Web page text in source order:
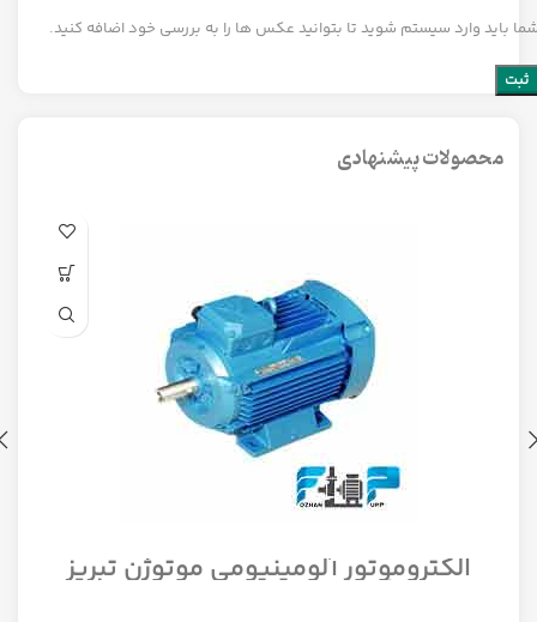
باید وارد سیستم شوید تا بتوانید عکس ها را به بررسی خود اضافه کنید.
محصولات پیشنهادی
الکتروموتور آلومینیومی موتوژن تبریز
سه فاز مدل 1/12 اسب 1500 دور